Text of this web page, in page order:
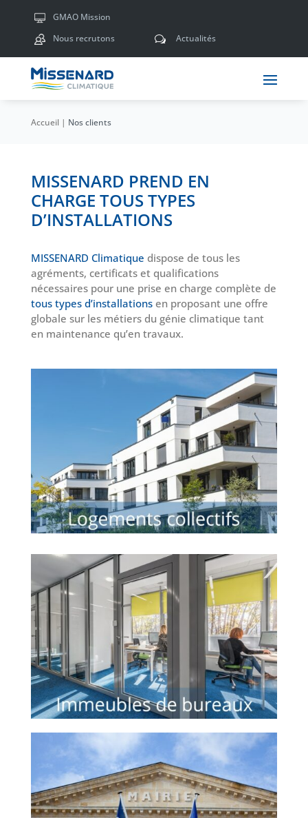
GMAO Mission
w Actualités
Nous recrutons
Accueil| Nos clients
MISSENARD PREND EN
CHARGE TOUS TYPES
D’INSTALLATIONS
MISSENARD Climatique dispose de tous les
agréments, certificats et qualifications
nécessaires pour une prise en charge complète de
tous types d’installationsen proposant une offre
globale sur les métiers du génie climatique tant
en maintenance qu’en travaux.